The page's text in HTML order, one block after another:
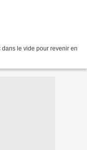
le vide pour revenir en